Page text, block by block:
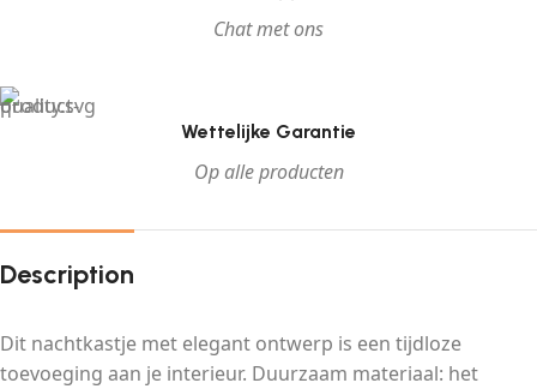
Chat met ons
Wettelijke Garantie
Op alle producten
Description
Dit nachtkastje met elegant ontwerp is een tijdloze
toevoeging aan je interieur. Duurzaam materiaal: het